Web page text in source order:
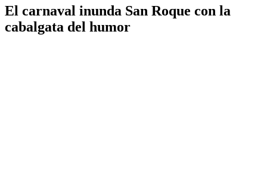
El carnaval inunda San Roque con la
cabalgata del humor